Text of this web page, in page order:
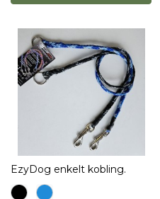
EzyDog enkelt kobling.